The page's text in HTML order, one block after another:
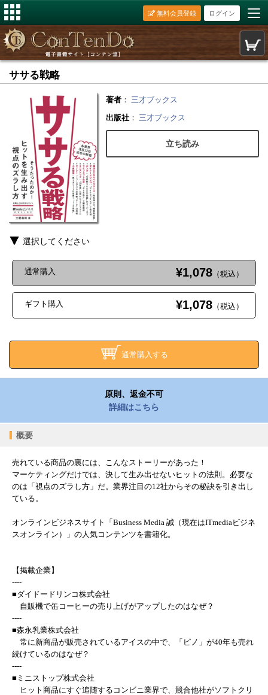
ログイン
無料会員登録
ササる戦略
著者 ： 三才ブックス
出版社 ： 三才ブックス
立ち読み
選択してください
通常購入 ¥1,078 （税込）
ギフト購入 ¥1,078 （税込）
通常購入する
原則、返金不可
詳細はこちら
概要
売れている商品の裏には、こんなストーリーがあった！
マーケティングだけでは、決して生み出せないヒットの法則。必要な
のは「視点のズラし方」だ。業界注目の12社からその秘訣を引き出し
ている。
オンラインビジネスサイト「Business Media 誠（現在はITmediaビジネ
スオンライン）」の人気コンテンツを書籍化。
【掲載企業】
----
■ダイドードリンコ株式会社
自販機で缶コーヒーの売り上げがアップしたのはなぜ？
----
■森永乳業株式会社
常に新商品が販売されているアイスの中で、「ピノ」が40年も売れ
続けているのはなぜ？
----
■ミニストップ株式会社
ヒット商品にすぐ追随するコンビニ業界で、競合他社がソフトクリ